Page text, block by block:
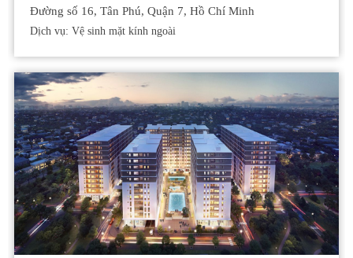
Đường số 16, Tân Phú, Quận 7, Hồ Chí Minh
Dịch vụ: Vệ sinh mặt kính ngoài